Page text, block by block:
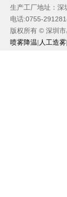
生产工厂地址：深
电话:0755-
版权所有 © 深圳
喷雾降温| 人工造雾